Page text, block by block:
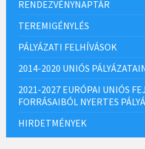
RENDEZVÉNYNAPTÁR
TEREMIGÉNYLÉS
PÁLYÁZATI FELHÍVÁSOK
2014-2020 UNIÓS
2021-2027 EURÓPAI UNIÓS
FORRÁSAIBÓL NYERTES
HIRDETMÉNYEK